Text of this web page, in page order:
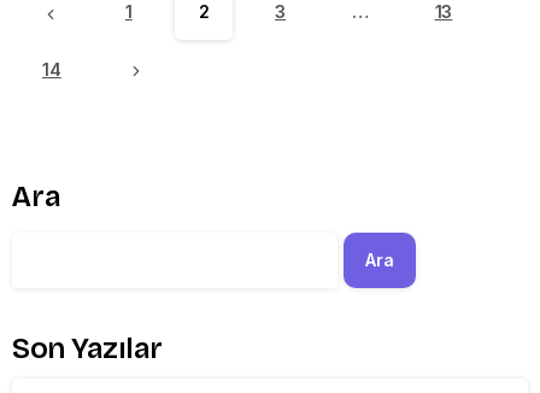
1 2 3 … 13
14
Ara
Ara
Son Yazılar